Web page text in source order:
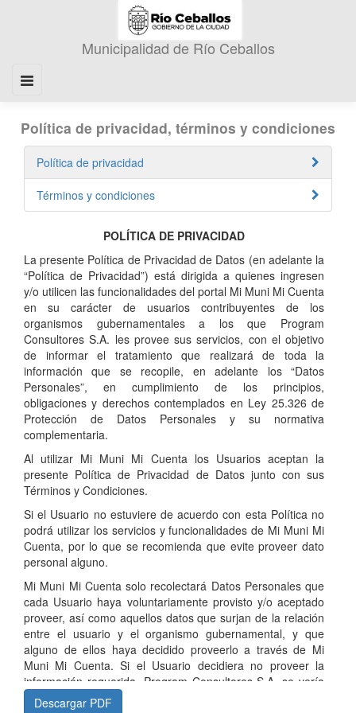
Política de privacidad, términos y condiciones
Política de privacidad
Términos y condiciones
POLÍTICA DE PRIVACIDAD
La presente Política de Privacidad de Datos (en adelante la
“Política de Privacidad”) está dirigida a quienes ingresen
y/o utilicen las funcionalidades del portal Mi Muni Mi Cuenta
en su carácter de usuarios contribuyentes de los
organismos gubernamentales a los que Program
Consultores S.A. les provee sus servicios, con el objetivo
de informar el tratamiento que realizará de toda la
información que se recopile, en adelante los “Datos
Personales”, en cumplimiento de los principios,
obligaciones y derechos contemplados en Ley 25.326 de
Protección de Datos Personales y su normativa
complementaria.
Al utilizar Mi Muni Mi Cuenta los Usuarios aceptan la
presente Política de Privacidad de Datos junto con sus
Términos y Condiciones.
Si el Usuario no estuviere de acuerdo con esta Política no
podrá utilizar los servicios y funcionalidades de Mi Muni Mi
Cuenta, por lo que se recomienda que evite proveer dato
personal alguno.
Mi Muni Mi Cuenta solo recolectará Datos Personales que
cada Usuario haya voluntariamente provisto y/o aceptado
proveer, así como aquellos datos que surjan de la relación
entre el usuario y el organismo gubernamental, y que
alguno de ellos haya decidido proveerlo a través de Mi
Muni Mi Cuenta. Si el Usuario decidiera no proveer la
información requerida, Program Consultores S.A. se vería
imposibilitado de brindar correctamente sus servicios y
Descargar PDF